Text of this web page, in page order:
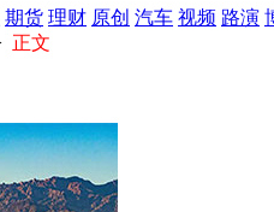
期货 理财 原创 汽车 视频 路演
正文